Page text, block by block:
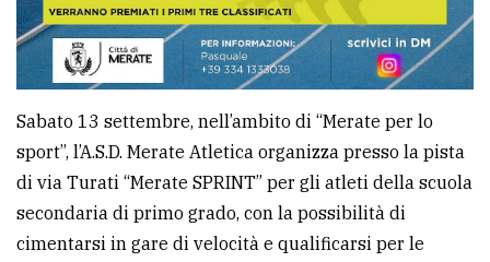
Sabato 13 settembre, nell’ambito di “Merate per lo
sport”, l’A.S.D. Merate Atletica organizza presso la pista
di via Turati “Merate SPRINT” per gli atleti della scuola
secondaria di primo grado, con la possibilità di
cimentarsi in gare di velocità e qualificarsi per le